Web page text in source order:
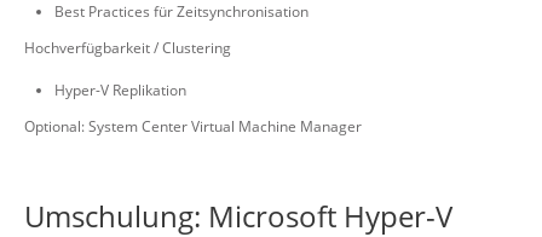
Best Practices für Zeitsynchronisation
Hochverfügbarkeit / Clustering
Hyper-V Replikation
Optional: System Center Virtual Machine Manager
Umschulung: Microsoft Hyper-V